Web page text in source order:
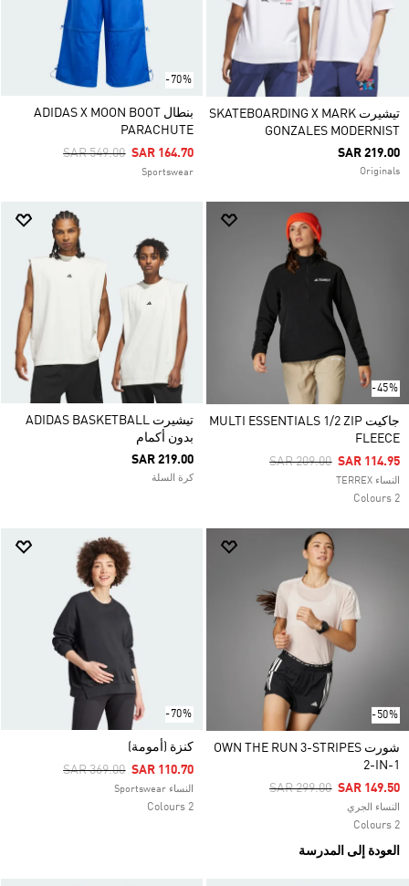
تيشيرت SKATEBOARDING X MARK
GONZALES MODERNIST
SAR 219.00
Originals
-70%
بنطال ADIDAS X MOON BOOT
PARACHUTE
Price Reduced From
SAR 549.00ToSAR 164.70
Sportswear
-45%
جاكيت MULTI ESSENTIALS 1/2 ZIP
FLEECE
Price Reduced From
SAR 209.00ToSAR 114.95
النساء TERREX
2 Colours
تيشيرت ADIDAS BASKETBALL
بدون أكمام
SAR 219.00
كرة السلة
-50%
شورت OWN THE RUN 3-STRIPES
2-IN-1
Price Reduced From
SAR 299.00ToSAR 149.50
النساء الجري
2 Colours
العودة إلى المدرسة
-70%
كنزة (أمومة)
Price Reduced From
SAR 369.00ToSAR 110.70
النساء Sportswear
2 Colours